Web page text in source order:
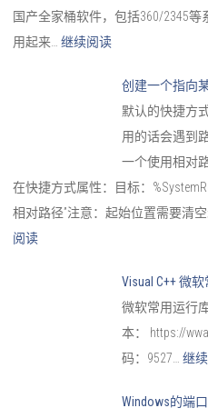
国产全家桶软件，包括360/2345
用起来… 继续阅读
创建一个指向
默认的快捷方
用的话会遇到
一个使用相对
在快捷方式属性：目标：
相对路径”注意：起始位置需要清空
阅读
Visual C++ 微
微软常用运行
本： https://
码：9527… 继
Windows的端